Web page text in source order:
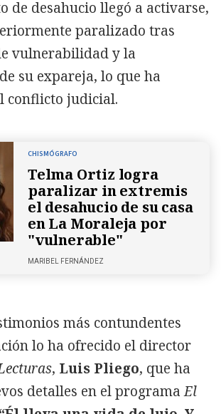
de desahucio llegó a activarse,
paralizado tras
vulnerabilidad y la
su expareja, lo que ha
conflicto judicial.
CHISMÓGRAFO
Telma Ortiz logra
paralizar in extremis
el desahucio de su casa
en La Moraleja por
"vulnerable"
MARIBEL FERNÁNDEZ
más contundentes
lo ha ofrecido el director
, Luis Pliego, que ha
detalles en el programaEl